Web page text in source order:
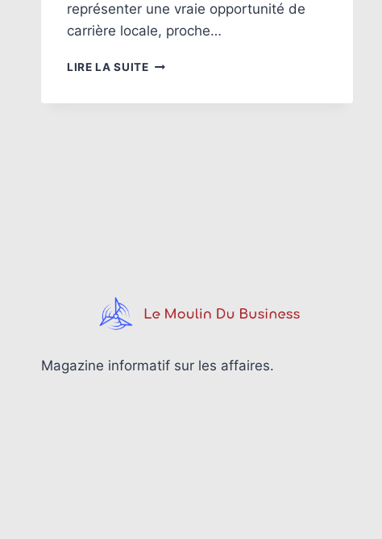
représenter une vraie opportunité de
carrière locale, proche…
LIRE LA SUITEDEVENIR
UN
Magazine informatif sur les affaires.